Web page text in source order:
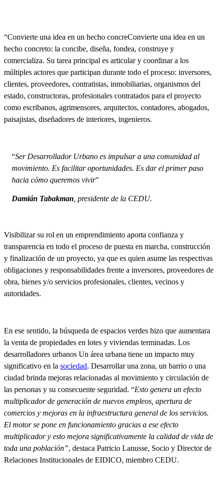
“Convierte una idea en un hecho concreConvierte una idea en un
hecho concreto: la concibe, diseña, fondea, construye y
comercializa. Su tarea principal es articular y coordinar a los
múltiples actores que participan durante todo el proceso: inversores,
clientes, proveedores, contratistas, inmobiliarias, organismos del
estado, constructoras, profesionales contratados para el proyecto
como escribanos, agrimensores, arquitectos, contadores, abogados,
paisajistas, diseñadores de interiores, ingenieros.
“Ser Desarrollador Urbano es impulsar a una comunidad al
movimiento. Es facilitar oportunidades. Es dar el primer paso
hacia cómo queremos vivir”
Damián Tabakman , presidente de la CEDU.
Visibilizar su rol en un emprendimiento aporta confianza y
transparencia en todo el proceso de puesta en marcha, construcción
y finalización de un proyecto, ya que es quien asume las respectivas
obligaciones y responsabilidades frente a inversores, proveedores de
obra, bienes y/o servicios profesionales, clientes, vecinos y
autoridades.
En ese sentido, la búsqueda de espacios verdes hizo que aumentara
la venta de propiedades en lotes y viviendas terminadas. Los
desarrolladores urbanos Un área urbana tiene un impacto muy
significativo en la sociedad. Desarrollar una zona, un barrio o una
ciudad brinda mejoras relacionadas al movimiento y circulación de
las personas y su consecuente seguridad. “Esto genera un efecto
multiplicador de generación de nuevos empleos, apertura de
comercios y mejoras en la infraestructura general de los servicios.
El motor se pone en funcionamiento gracias a ese efecto
multiplicador y esto mejora significativamente la calidad de vida de
toda una población”, destaca Patricio Lanusse, Socio y Director de
Relaciones Institucionales de EIDICO, miembro CEDU.